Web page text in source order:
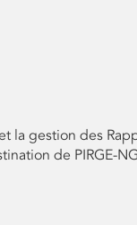
la gestion des
de PIRGE-